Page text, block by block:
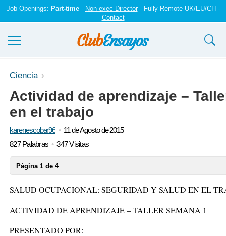
Job Openings: Part-time- Non-exec Director- Fully Remote UK/EU/CH -
Contact
Ensayos y trabajos
Registrarse
Iniciar sesión
Ciencia
Actividad de aprendizaje –
en el trabajo
karenescobar96
11 de Agosto de 2015
827 Palabras
347 Visitas
Página 1 de 4
SALUD OCUPACIONAL: SEGURIDAD Y SALUD EN EL
ACTIVIDAD DE APRENDIZAJE – TALLER SEMANA 1
PRESENTADO POR: